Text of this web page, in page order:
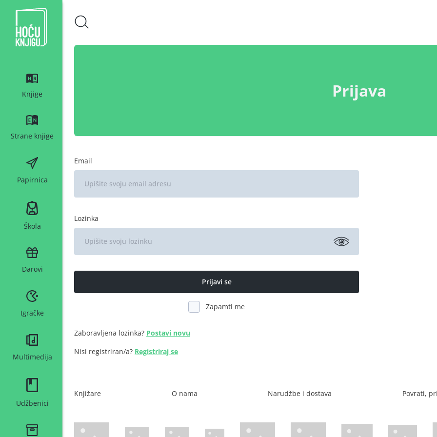
Hoću knjigu bijeli logo
Knjige
Strane knjige
Papirnica
Škola
Darovi
Igračke
Multimedija
Udžbenici
Prijava
Email
Lozinka
Zapamti me
Zaboravljena lozinka? Postavi novu
Nisi registriran/a? Registriraj se
Knjižare O nama Narudžbe i dostava Povrati,
WsPay web stranicaMaestro web stranicaMastercard web stranicaAmerican Express web stranica
Visa web stranica Diners web stranicaTrustwave certificirano
Mastercard